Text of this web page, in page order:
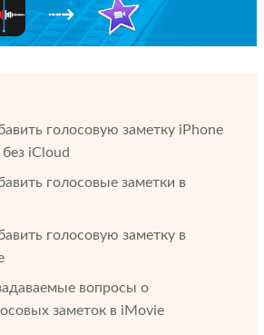
голосовую заметку iPhone
iCloud
голосовые заметки в
голосовую заметку в
вопросы о
заметок в iMovie